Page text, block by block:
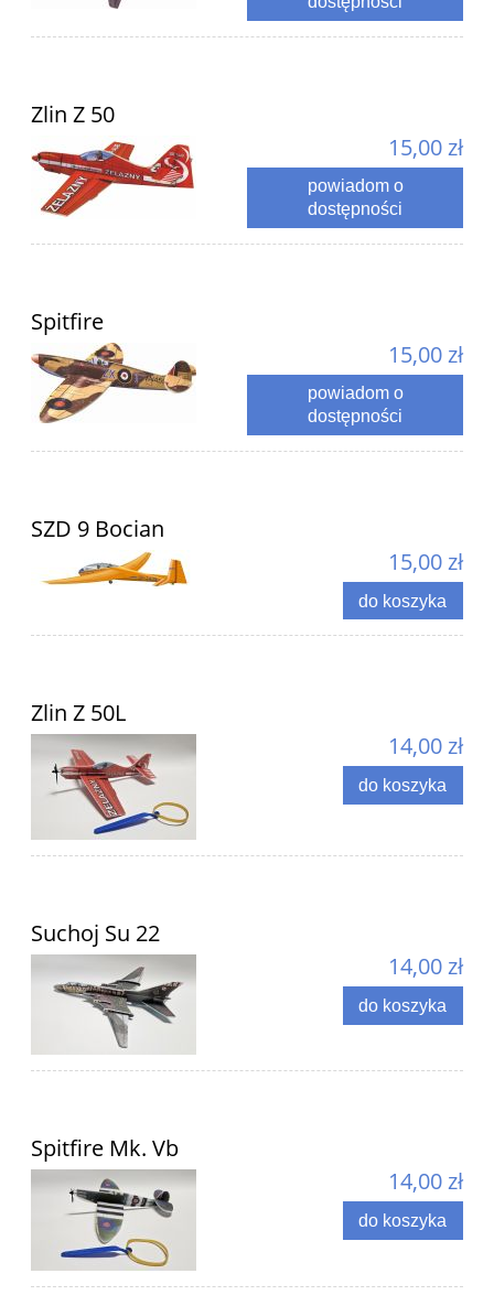
Zlin Z 50
15,00 zł
powiadom o
dostępności
Spitfire
15,00 zł
powiadom o
dostępności
SZD 9 Bocian
15,00 zł
do koszyka
Zlin Z 50L
14,00 zł
do koszyka
Suchoj Su 22
14,00 zł
do koszyka
Spitfire Mk. Vb
14,00 zł
do koszyka